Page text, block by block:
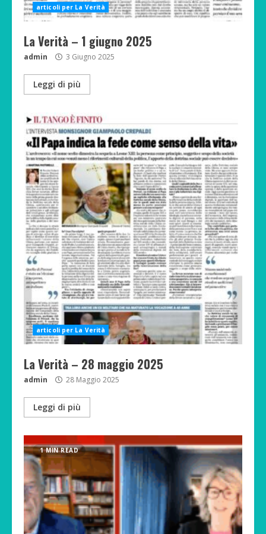
articoli per La Verità
La Verità – 1 giugno 2025
admin 3 Giugno 2025
Leggi di più
articoli per La Verità
La Verità – 28 maggio 2025
admin 28 Maggio 2025
Leggi di più
1 MIN READ